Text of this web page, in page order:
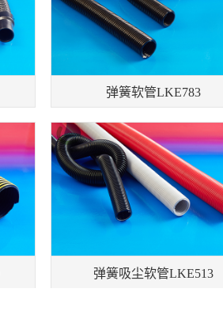
弹簧软管LKE783
弹簧吸尘软管LKE513